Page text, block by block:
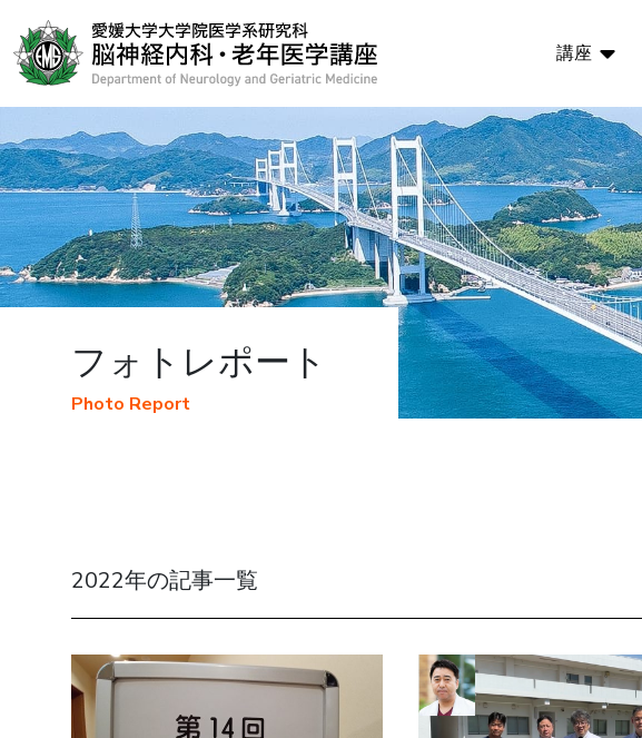
講座
フォトレポート
Photo Report
2022年の記事一覧